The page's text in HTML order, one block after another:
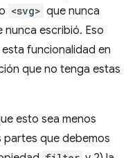
<svg> que nunca
nunca escribió. Eso
funcionalidad en
que no tenga estas
esto sea menos
partes que debemos